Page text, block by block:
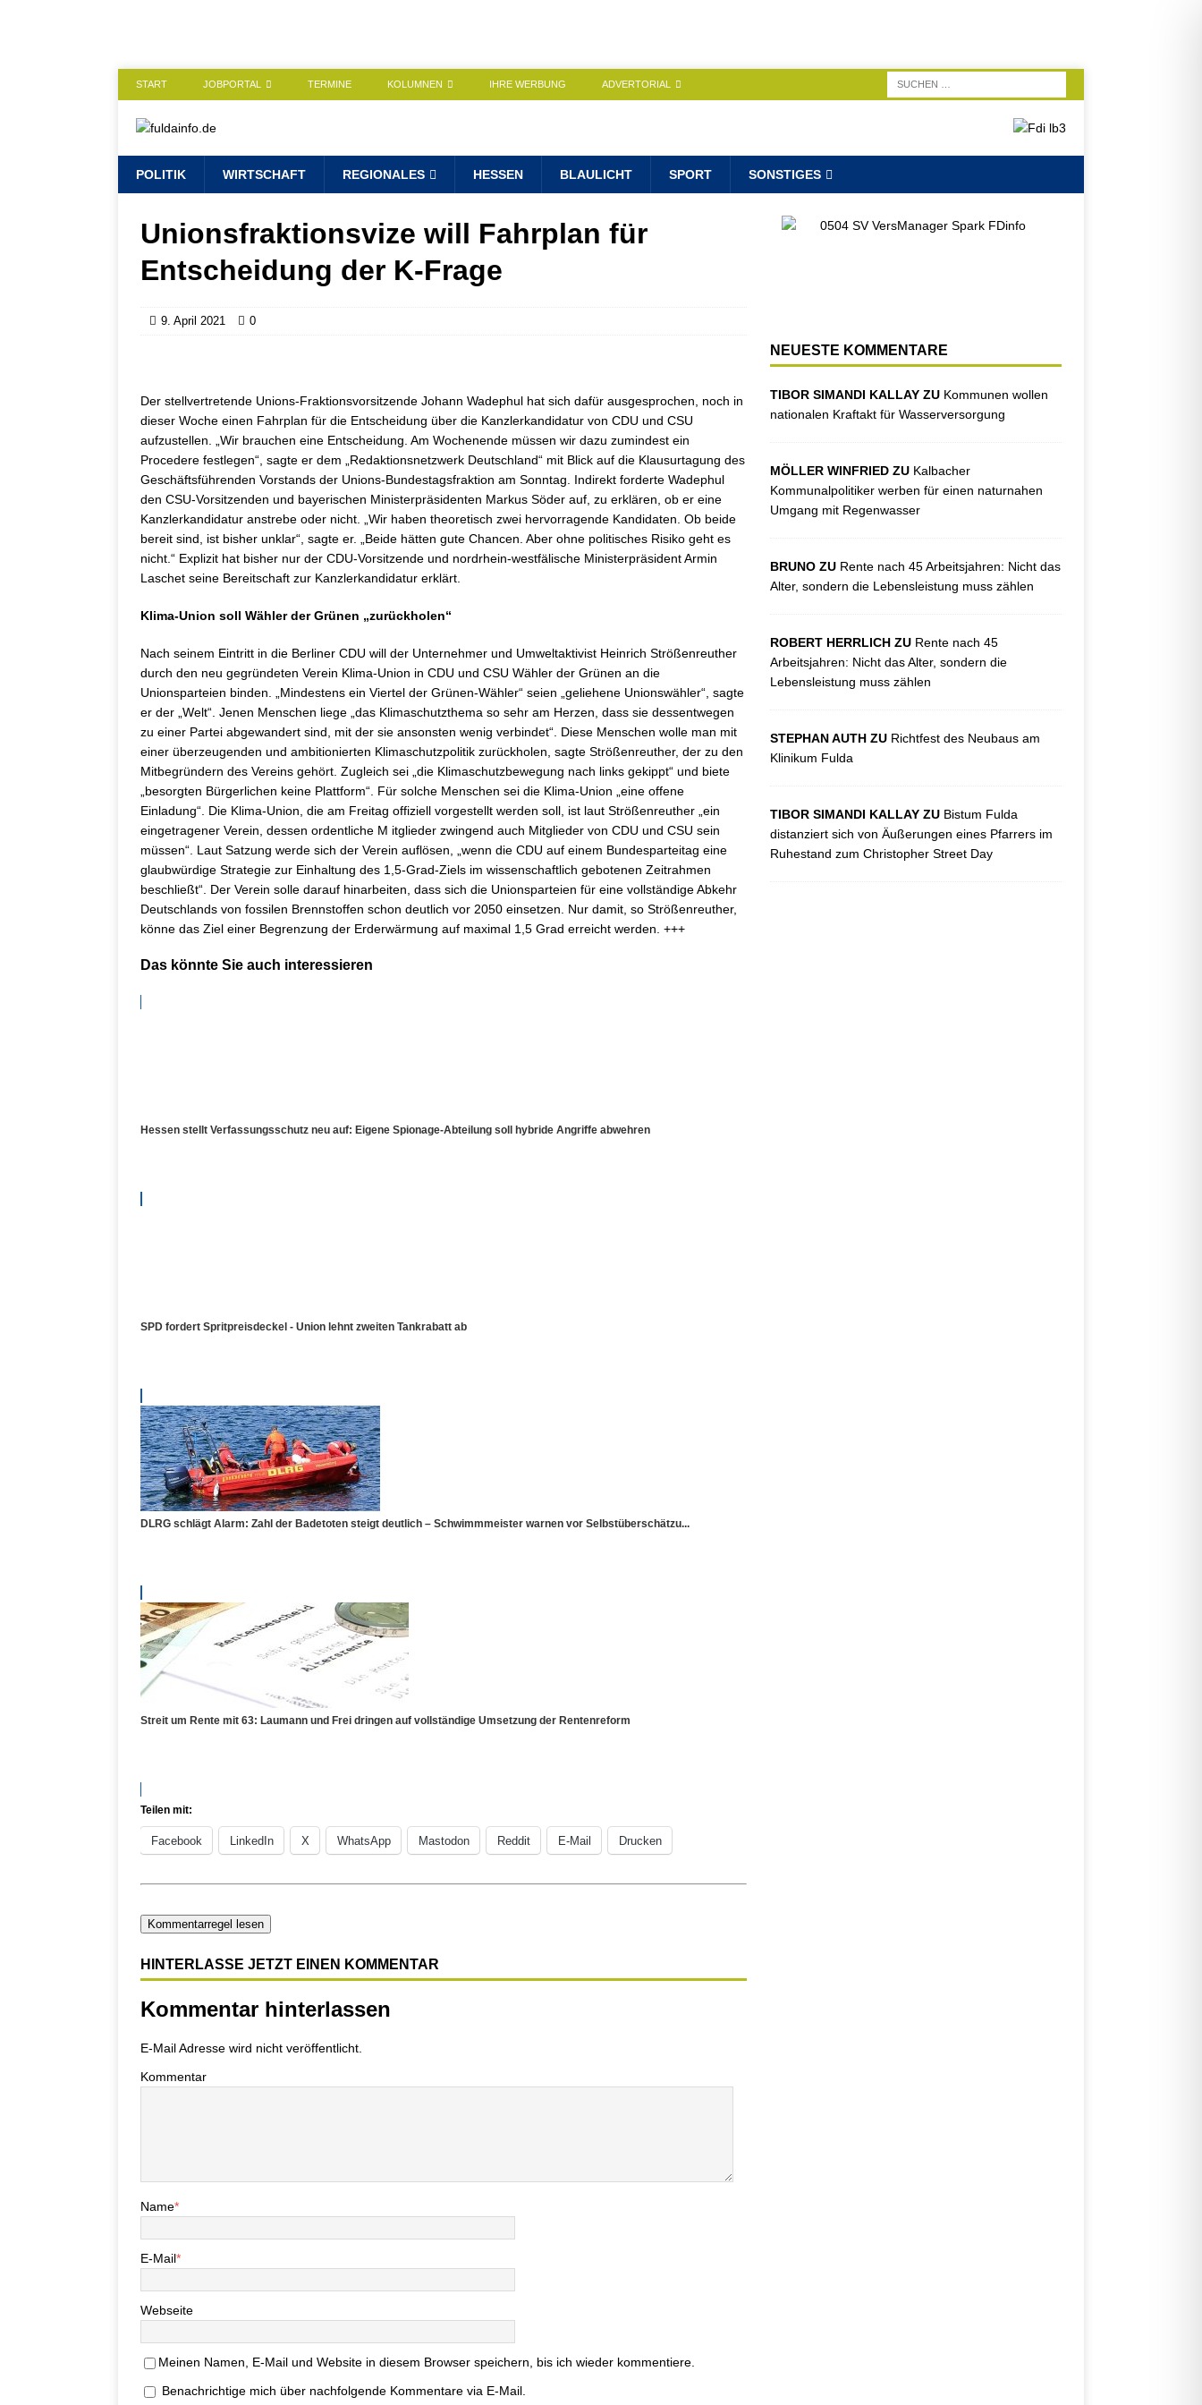
START JOBPORTAL TERMINE KOLUMNEN IHRE WERBUNG ADVERTORIAL
POLITIK WIRTSCHAFT REGIONALES HESSEN BLAULICHT SPORT SONSTIGES
Unionsfraktionsvize will Fahrplan für
Entscheidung der K-Frage
9. April 2021 0
Der stellvertretende Unions-Fraktionsvorsitzende Johann Wadephul hat sich dafür ausgesprochen, noch in
dieser Woche einen Fahrplan für die Entscheidung über die Kanzlerkandidatur von CDU und CSU
aufzustellen. „Wir brauchen eine Entscheidung. Am Wochenende müssen wir dazu zumindest ein
Procedere festlegen“, sagte er dem „Redaktionsnetzwerk Deutschland“ mit Blick auf die Klausurtagung des
Geschäftsführenden Vorstands der Unions-Bundestagsfraktion am Sonntag. Indirekt forderte Wadephul
den CSU-Vorsitzenden und bayerischen Ministerpräsidenten Markus Söder auf, zu erklären, ob er eine
Kanzlerkandidatur anstrebe oder nicht. „Wir haben theoretisch zwei hervorragende Kandidaten. Ob beide
bereit sind, ist bisher unklar“, sagte er. „Beide hätten gute Chancen. Aber ohne politisches Risiko geht es
nicht.“ Explizit hat bisher nur der CDU-Vorsitzende und nordrhein-westfälische Ministerpräsident Armin
Laschet seine Bereitschaft zur Kanzlerkandidatur erklärt.
Klima-Union soll Wähler der Grünen „zurückholen“
Nach seinem Eintritt in die Berliner CDU will der Unternehmer und Umweltaktivist Heinrich Strößenreuther
durch den neu gegründeten Verein Klima-Union in CDU und CSU Wähler der Grünen an die
Unionsparteien binden. „Mindestens ein Viertel der Grünen-Wähler“ seien „geliehene Unionswähler“, sagte
er der „Welt“. Jenen Menschen liege „das Klimaschutzthema so sehr am Herzen, dass sie dessentwegen
zu einer Partei abgewandert sind, mit der sie ansonsten wenig verbindet“. Diese Menschen wolle man mit
einer überzeugenden und ambitionierten Klimaschutzpolitik zurückholen, sagte Strößenreuther, der zu den
Mitbegründern des Vereins gehört. Zugleich sei „die Klimaschutzbewegung nach links gekippt“ und biete
„besorgten Bürgerlichen keine Plattform“. Für solche Menschen sei die Klima-Union „eine offene
Einladung“. Die Klima-Union, die am Freitag offiziell vorgestellt werden soll, ist laut Strößenreuther „ein
eingetragener Verein, dessen ordentliche M itglieder zwingend auch Mitglieder von CDU und CSU sein
müssen“. Laut Satzung werde sich der Verein auflösen, „wenn die CDU auf einem Bundesparteitag eine
glaubwürdige Strategie zur Einhaltung des 1,5-Grad-Ziels im wissenschaftlich gebotenen Zeitrahmen
beschließt“. Der Verein solle darauf hinarbeiten, dass sich die Unionsparteien für eine vollständige Abkehr
Deutschlands von fossilen Brennstoffen schon deutlich vor 2050 einsetzen. Nur damit, so Strößenreuther,
könne das Ziel einer Begrenzung der Erderwärmung auf maximal 1,5 Grad erreicht werden. +++
Das könnte Sie auch interessieren
Hessen stellt Verfassungsschutz neu auf: Eigene Spionage-Abteilung soll hybride Angriffe abwehren
SPD fordert Spritpreisdeckel - Union lehnt zweiten Tankrabatt ab
DLRG schlägt Alarm: Zahl der Badetoten steigt deutlich – Schwimmmeister warnen vor Selbstüberschätzu...
Streit um Rente mit 63: Laumann und Frei dringen auf vollständige Umsetzung der Rentenreform
Teilen mit:
Facebook LinkedIn X WhatsApp Mastodon Reddit E-Mail Drucken
Kommentarregel lesen
HINTERLASSE JETZT EINEN KOMMENTAR
Kommentar hinterlassen
E-Mail Adresse wird nicht veröffentlicht.
Kommentar
Name*
E-Mail*
Webseite
Meinen Namen, E-Mail und Website in diesem Browser speichern, bis ich wieder kommentiere.
Benachrichtige mich über nachfolgende Kommentare via E-Mail.
NEUESTE KOMMENTARE
TIBOR SIMANDI KALLAY ZU Kommunen wollen
nationalen Kraftakt für Wasserversorgung
MÖLLER WINFRIED ZU Kalbacher
Kommunalpolitiker werben für einen naturnahen
Umgang mit Regenwasser
BRUNO ZU Rente nach 45 Arbeitsjahren: Nicht das
Alter, sondern die Lebensleistung muss zählen
ROBERT HERRLICH ZU Rente nach 45
Arbeitsjahren: Nicht das Alter, sondern die
Lebensleistung muss zählen
STEPHAN AUTH ZU Richtfest des Neubaus am
Klinikum Fulda
TIBOR SIMANDI KALLAY ZU Bistum Fulda
distanziert sich von Äußerungen eines Pfarrers im
Ruhestand zum Christopher Street Day